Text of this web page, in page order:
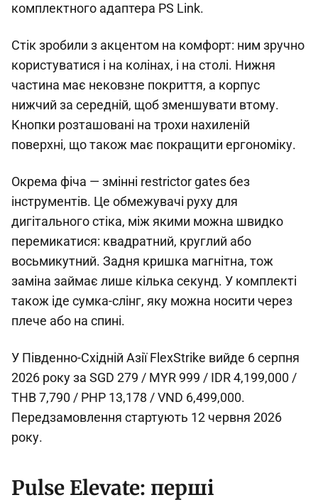
комплектного адаптера PS Link.
Стік зробили з акцентом на комфорт: ним зручно
користуватися і на колінах, і на столі. Нижня
частина має нековзне покриття, а корпус
нижчий за середній, щоб зменшувати втому.
Кнопки розташовані на трохи нахиленій
поверхні, що також має покращити ергономіку.
Окрема фіча — змінні restrictor gates без
інструментів. Це обмежувачі руху для
дигітального стіка, між якими можна швидко
перемикатися: квадратний, круглий або
восьмикутний. Задня кришка магнітна, тож
заміна займає лише кілька секунд. У комплекті
також іде сумка-слінг, яку можна носити через
плече або на спині.
У Південно-Східній Азії FlexStrike вийде 6 серпня
2026 року за SGD 279 / MYR 999 / IDR 4,199,000 /
THB 7,790 / PHP 13,178 / VND 6,499,000.
Передзамовлення стартують 12 червня 2026
року.
Pulse Elevate: перші